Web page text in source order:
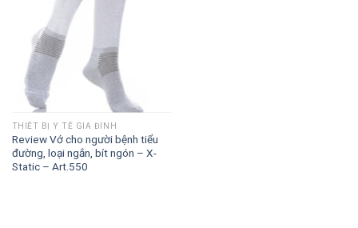
THIẾT BỊ Y TẾ GIA ĐÌNH
Review Vớ cho người bệnh tiểu
đường, loại ngắn, bít ngón – X-
Static – Art.550